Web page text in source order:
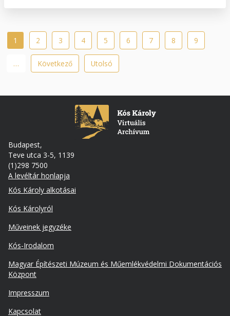
Oldalszámozás
Jelenlegi
oldal
1 Oldal
2 Oldal
3 Oldal
4 Oldal
5 Oldal
6 Oldal
7 Oldal
8 Oldal
9
…
Következő
oldal
Következő
Utolsó
oldal
Utolsó
Budapest,
Teve utca 3-5, 1139
(1)298 7500
A levéltár honlapja
Footer
Kós Károly alkotásai
Kós Károlyról
Műveinek jegyzéke
Kós-Irodalom
Lábléc
másodlagos
Magyar Építészeti Múzeum és Műemlékvédelmi Dokumentációs
Központ
Impresszum
Kapcsolat